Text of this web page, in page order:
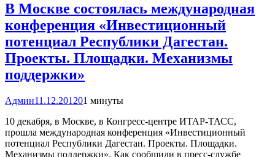
В Москве состоялась международная
конференция «Инвестиционный
потенциал Республики Дагестан.
Проекты. Площадки. Механизмы
поддержки»
Админ11.12.201201 минуты
10 декабря, в Москве, в Конгресс-центре ИТАР-ТАСС,
прошла международная конференция «Инвестиционный
потенциал Республики Дагестан. Проекты. Площадки.
Механизмы поддержки». Как сообщили в пресс-службе